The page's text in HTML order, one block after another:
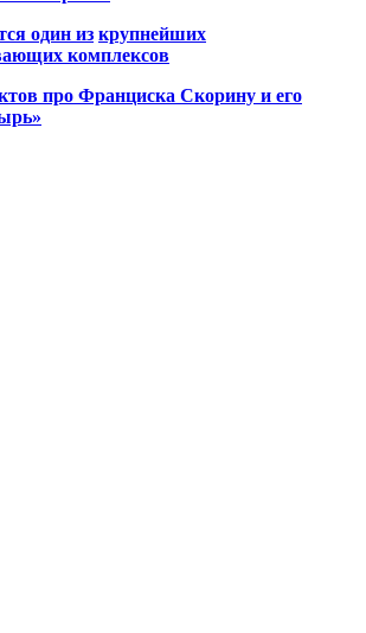
один из крупнейших
комплексов
про Франциска Скорину и его